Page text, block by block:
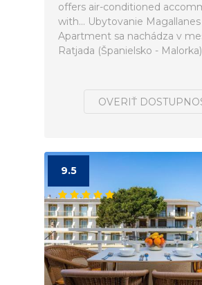
offers air-conditioned
with... Ubytovanie Magallanes
Apartment sa nachádza v
Ratjada (Španielsko -
OVERIŤ
9.5